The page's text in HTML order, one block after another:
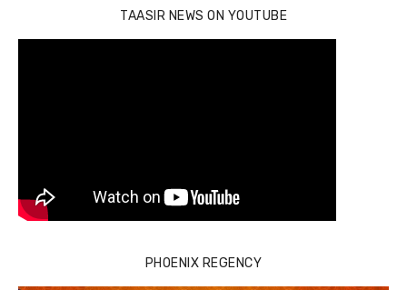
TAASIR NEWS ON YOUTUBE
PHOENIX REGENCY